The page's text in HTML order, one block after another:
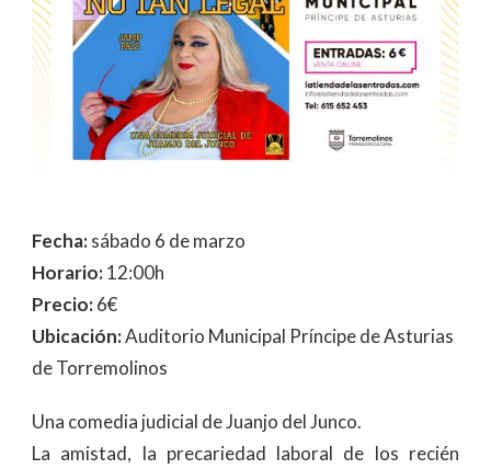
Fecha:sábado 6 de marzo
Horario:12:00h
Precio:6€
Ubicación:Auditorio Municipal Príncipe de Asturias
de Torremolinos
Una comedia judicial de Juanjo del Junco.
La amistad, la precariedad laboral de los recién